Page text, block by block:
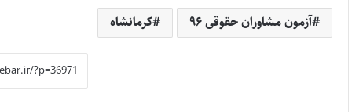
آزمون مشاوران حقوقی ۹۶ کرمانشاه